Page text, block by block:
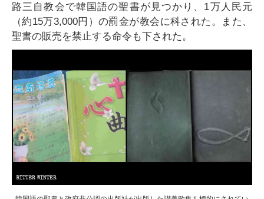
路三自教会で韓国語の聖書が見つかり、1万人民元
（約15万3,000円）の罰金が教会に科された。また、
聖書の販売を禁止する命令も下された。